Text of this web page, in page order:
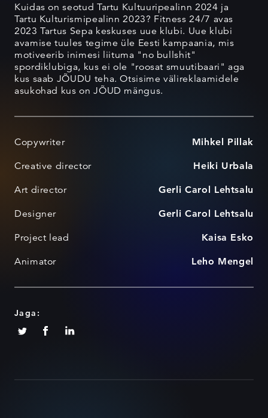
Kuidas on seotud Tartu Kultuuripealinn 2024 ja
Tartu Kulturismipealinn 2023? Fitness 24/7 avas
2023 Tartus Sepa keskuses uue klubi. Uue klubi
avamise tuules tegime üle Eesti kampaania, mis
motiveerib inimesi liituma "no bullshit"
spordiklubiga, kus ei ole "roosat smuutibaari" aga
kus saab JÕUDU teha. Otsisime välireklaamidele
asukohad kus on JÕUD mängus.
Copywriter Mihkel Pillak
Creative director Heiki Urbala
Art director Gerli Carol Lehtsalu
Designer Gerli Carol Lehtsalu
Project lead Kaisa Esko
Animator Leho Mengel
Jaga: